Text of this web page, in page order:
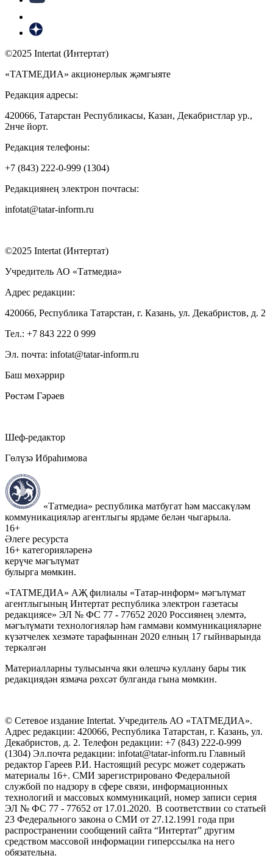
©2025 Intertat (Интертат)
«ТАТМЕДИА» акционерлык җәмгыяте
Редакция адресы:
420066, Татарстан Республикасы, Казан, Декабристлар ур.,
2нче йорт.
Редакция телефоны:
+7 (843) 222-0-999 (1304)
Редакциянең электрон почтасы:
infotat@tatar-inform.ru
©2025 Intertat (Интертат)
Учредитель АО «Татмедиа»
Адрес редакции:
420066, Республика Татарстан, г. Казань, ул. Декабристов, д. 2
Тел.: +7 843 222 0 999
Эл. почта: infotat@tatar-inform.ru
Баш мөхәррир
Рөстәм Гәрәев
Шеф-редактор
Гөлүзә Ибраһимова
«Татмедиа» республика матбугат һәм массакүләм
коммуникацияләр агентлыгы ярдәме белән чыгарыла.
16+
Әлеге ресурста
16+ категорияләренә
керүче мәгълүмат
булырга мөмкин.
«ТАТМЕДИА» АҖ филиалы «Татар-информ» мәгълүмат
агентлыгының Интертат республика электрон газетасы
редакциясе» ЭЛ № ФС 77 - 77652 2020 Россиянең элемтә,
мәгълүмати технологияләр һәм гаммәви коммуникацияләрне
күзәтчелек хезмәте тарафыннан 2020 елның 17 гыйнварында
теркәлгән
Материалларны тулысынча яки өлешчә куллану бары тик
редакциядән язмача рөхсәт булганда гына мөмкин.
© Сетевое издание Intertat. Учредитель АО «ТАТМЕДИА».
Адрес редакции: 420066, Республика Татарстан, г. Казань, ул.
Декабристов, д. 2. Телефон редакции: +7 (843) 222-0-999
(1304) Эл.почта редакции: infotat@tatar-inform.ru Главный
редактор Гареев Р.И. Настоящий ресурс может содержать
материалы 16+. СМИ зарегистрировано Федеральной
службой по надзору в сфере связи, информационных
технологий и массовых коммуникаций, номер записи серия
ЭЛ № ФС 77 - 77652 от 17.01.2020. В соответствии со статьей
23 Федерального закона о СМИ от 27.12.1991 года при
распространении сообщений сайта “Интертат” другим
средством массовой информации гиперссылка на него
обязательна.